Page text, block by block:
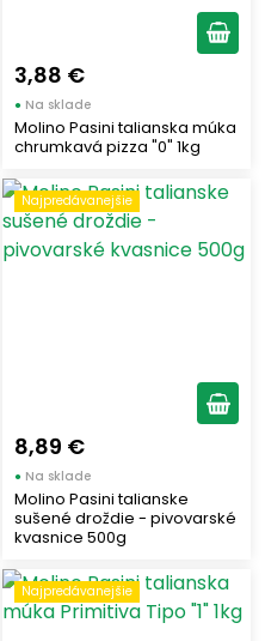
3,88 €
● Na sklade
Molino Pasini talianska múka
chrumkavá pizza "0" 1kg
Najpredávanejšie
8,89 €
● Na sklade
Molino Pasini talianske
sušené droždie - pivovarské
kvasnice 500g
Najpredávanejšie